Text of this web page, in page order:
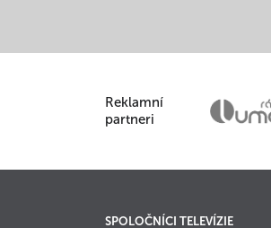
Reklamní
partneri
SPOLOČNÍCI TELEVÍZIE